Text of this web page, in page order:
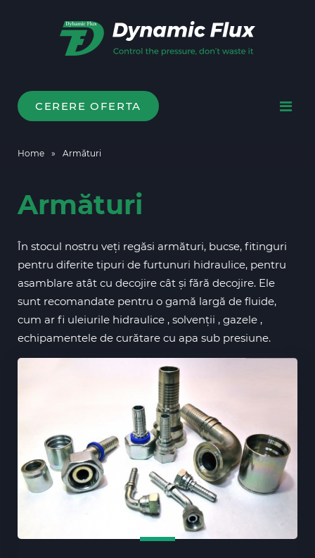
CERERE OFERTA
Home » Armături
Armături
În stocul nostru veți regăsi armături, bucse, fitinguri
pentru diferite tipuri de furtunuri hidraulice, pentru
asamblare atât cu decojire cât și fără decojire. Ele
sunt recomandate pentru o gamă largă de fluide,
cum ar fi uleiurile hidraulice , solvenții , gazele ,
echipamentele de curătare cu apa sub presiune.